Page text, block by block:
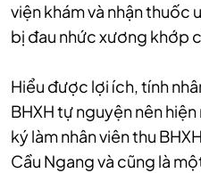
viện khám và nhận thuốc
bị đau nhức xương khớp
Hiểu được lợi ích, tính
BHXH tự nguyện nên
ký làm nhân viên thu
Cầu Ngang và cũng là